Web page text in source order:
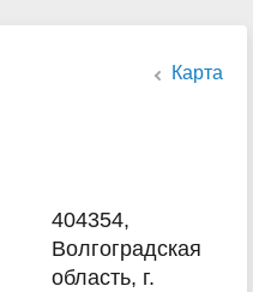
Карта
404354,
Волгоградская
область, г.